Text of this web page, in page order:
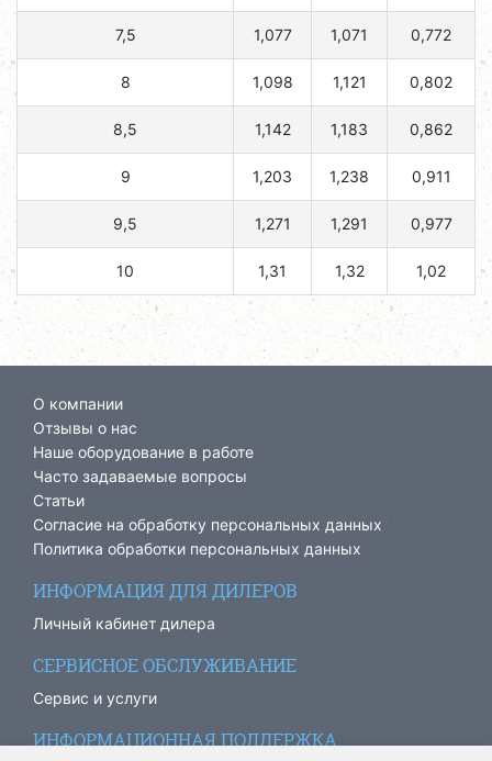
7,5 1,077 1,071 0,772
8 1,098 1,121 0,802
8,5 1,142 1,183 0,862
9 1,203 1,238 0,911
9,5 1,271 1,291 0,977
10 1,31 1,32 1,02
О компании
Отзывы о нас
Наше оборудование в работе
Часто задаваемые вопросы
Статьи
Согласие на обработку персональных данных
Политика обработки персональных данных
ИНФОРМАЦИЯ ДЛЯ ДИЛЕРОВ
Личный кабинет дилера
СЕРВИСНОЕ ОБСЛУЖИВАНИЕ
Сервис и услуги
ИНФОРМАЦИОННАЯ ПОДДЕРЖКА